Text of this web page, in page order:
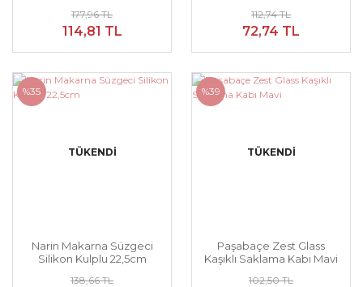
177,96 TL
114,81 TL
112,74 TL
72,74 TL
%35
TÜKENDİ
Narin Makarna Süzgeci
Silikon Kulplu 22,5cm
138,66 TL
%39
TÜKENDİ
Paşabaçe Zest Glass
Kaşıklı Saklama Kabı Mavi
102,50 TL